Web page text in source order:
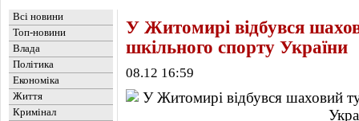
Всі новини
Топ-новини
Влада
Політика
Економіка
Життя
Кримінал
У Житомирі відбувся
шкільного спорту України
08.12 16:59